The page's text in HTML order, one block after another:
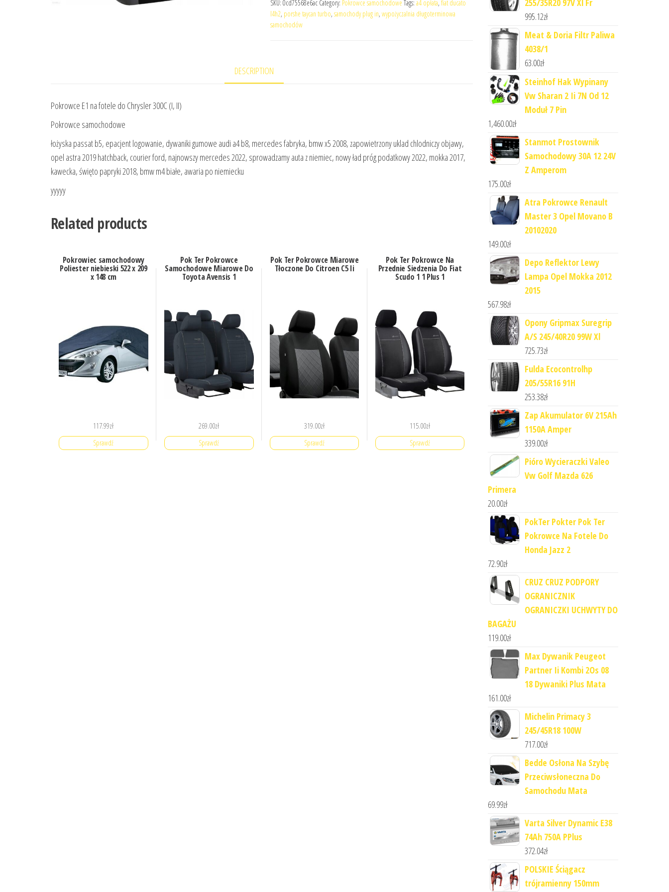
SKU: 0cd75568e6ac Category: Pokrowce samochodowe Tags: a4 opłata, fiat ducato
l4h2, porshe taycan turbo, samochody plug in, wypożyczalnia długoterminowa
samochodów
DESCRIPTION
Pokrowce E1 na fotele do Chrysler 300C (I, II)
Pokrowce samochodowe
łożyska passat b5, epacjent logowanie, dywaniki gumowe audi a4 b8, mercedes fabryka, bmw x5 2008, zapowietrzony uklad chlodniczy objawy,
opel astra 2019 hatchback, courier ford, najnowszy mercedes 2022, sprowadzamy auta z niemiec, nowy ład próg podatkowy 2022, mokka 2017,
kawecka, święto papryki 2018, bmw m4 białe, awaria po niemiecku
yyyyy
Related products
Pokrowiec samochodowy
Poliester niebieski 522 x 209
x 148 cm
117.99zł
Sprawdź
Pok Ter Pokrowce
Samochodowe Miarowe Do
Toyota Avensis 1
269.00zł
Sprawdź
Pok Ter Pokrowce Miarowe
Tłoczone Do Citroen C5 Ii
319.00zł
Sprawdź
Pok Ter Pokrowce Na
Przednie Siedzenia Do Fiat
Scudo 1 1 Plus 1
115.00zł
Sprawdź
255/35R20 97V Xl Fr
995.12zł
Meat & Doria Filtr Paliwa
4038/1
63.00zł
Steinhof Hak Wypinany
Vw Sharan 2 Ii 7N Od 12
Moduł 7 Pin
1,460.00zł
Stanmot Prostownik
Samochodowy 30A 12 24V
Z Amperom
175.00zł
Atra Pokrowce Renault
Master 3 Opel Movano B
20102020
149.00zł
Depo Reflektor Lewy
Lampa Opel Mokka 2012
2015
567.98zł
Opony Gripmax Suregrip
A/S 245/40R20 99W Xl
725.73zł
Fulda Ecocontrolhp
205/55R16 91H
253.38zł
Zap Akumulator 6V 215Ah
1150A Amper
339.00zł
Pióro Wycieraczki Valeo
Vw Golf Mazda 626
Primera
20.00zł
PokTer Pokter Pok Ter
Pokrowce Na Fotele Do
Honda Jazz 2
72.90zł
CRUZ CRUZ PODPORY
OGRANICZNIK
OGRANICZKI UCHWYTY DO
BAGAŻU
119.00zł
Max Dywanik Peugeot
Partner Ii Kombi 2Os 08
18 Dywaniki Plus Mata
161.00zł
Michelin Primacy 3
245/45R18 100W
717.00zł
Bedde Osłona Na Szybę
Przeciwsłoneczna Do
Samochodu Mata
69.99zł
Varta Silver Dynamic E38
74Ah 750A PPlus
372.04zł
POLSKIE Ściągacz
trójramienny 150mm